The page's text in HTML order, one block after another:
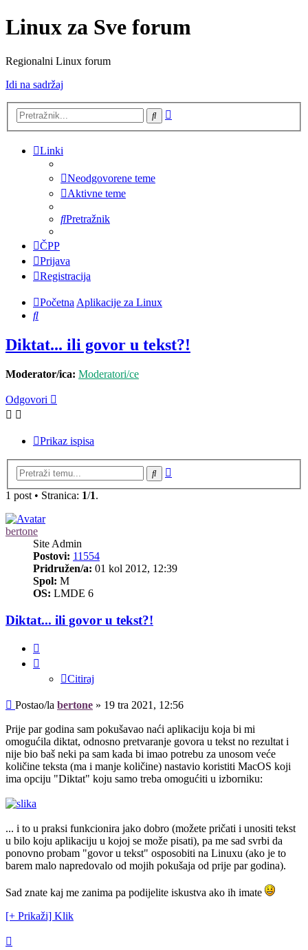
Linux za Sve forum
Regionalni Linux forum
Idi na sadržaj
Pretražnik
Linki
Neodgovorene teme
Aktivne teme
Pretražnik
ČPP
Prijava
Registracija
PočetnaAplikacije za Linux
Pretražnik
Diktat... ili govor u tekst?!
Moderator/ica: Moderatori/ce
Odgovori
Prikaz ispisa
Pretražnik
1 post • Stranica: 1/1.
bertone
Site Admin
Postovi: 11554
Pridružen/a: 01 kol 2012, 12:39
Spol: M
OS: LMDE 6
Diktat... ili govor u tekst?!
Citiraj
Post
Postao/la bertone » 19 tra 2021, 12:56
Prije par godina sam pokušavao naći aplikaciju koja bi mi
omogućila diktat, odnosno pretvaranje govora u tekst no rezultat i
nije bio baš neki pa sam kada bi imao potrebu za unosom veće
količine teksta (ma i manje količine) nastavio koristiti MacOS koji
ima opciju "Diktat" koju samo treba omogućiti u izborniku:
... i to u praksi funkcionira jako dobro (možete pričati i unositi tekst
u bilo koju aplikaciju u kojoj se može pisati), pa me sad svrbi da
ponovno probam "govor u tekst" osposobiti na Linuxu (ako je to
barem malo napredovalo od mojih pokušaja od prije par godina).
Sad znate kaj me zanima pa podijelite iskustva ako ih imate
[+ Prikaži] Klik